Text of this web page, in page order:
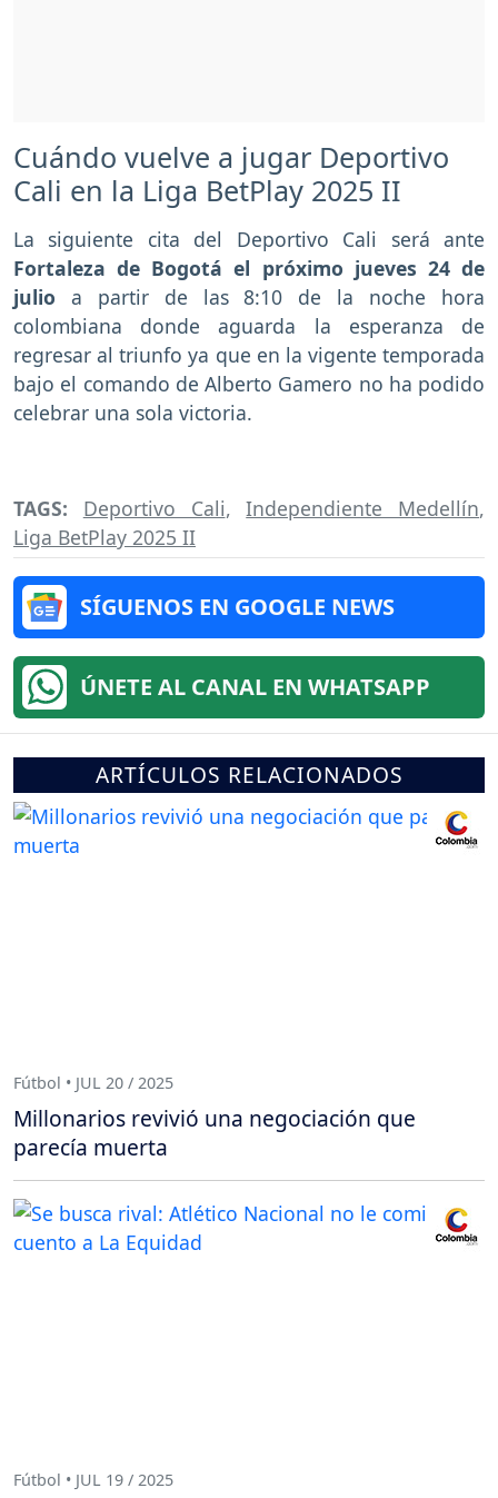
Cuándo vuelve a jugar Deportivo
Cali en la Liga BetPlay 2025 II
La siguiente cita del Deportivo Cali será ante
Fortaleza de Bogotá el próximo jueves 24 de
julio a partir de las 8:10 de la noche hora
colombiana donde aguarda la esperanza de
regresar al triunfo ya que en la vigente temporada
bajo el comando de Alberto Gamero no ha podido
celebrar una sola victoria.
TAGS: Deportivo Cali,Independiente Medellín,
Liga BetPlay 2025 II
SÍGUENOS EN GOOGLE NEWS
ÚNETE AL CANAL EN WHATSAPP
ARTÍCULOS RELACIONADOS
Fútbol • JUL 20 / 2025
Millonarios revivió una negociación que
parecía muerta
Fútbol • JUL 19 / 2025